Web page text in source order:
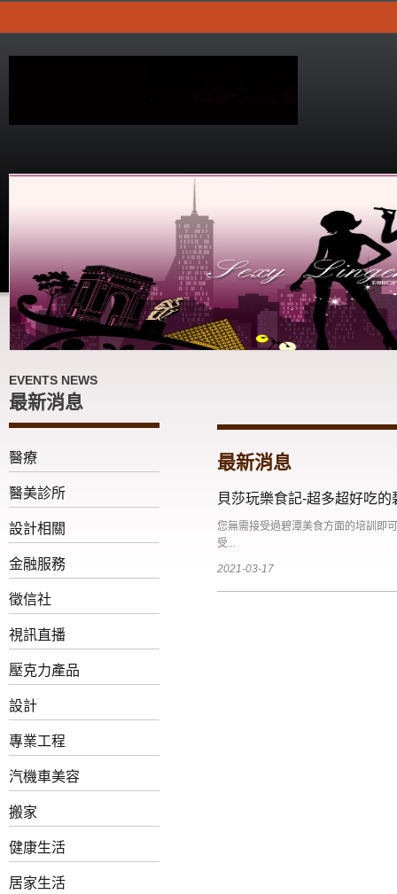
EVENTS NEWS
最新消息
醫療
醫美診所
設計相關
金融服務
徵信社
視訊直播
壓克力產品
設計
專業工程
汽機車美容
搬家
健康生活
居家生活
最新消息
貝莎玩樂食記-超多超好吃
您無需接受過碧潭美食方面的培訓即
受...
2021-03-17